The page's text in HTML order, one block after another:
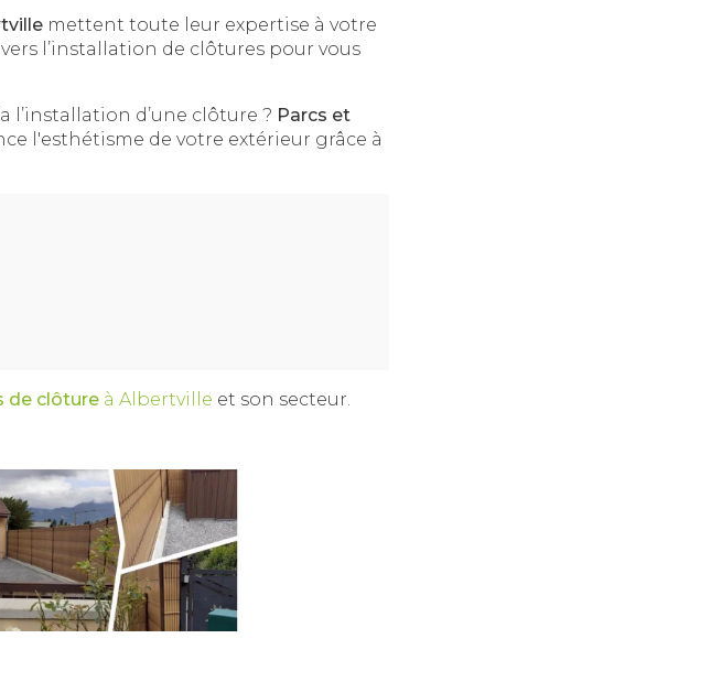
mettent toute leur expertise à votre
l’installation de clôtures pour vous
l’installation d’une clôture ? Parcs et
l'esthétisme de votre extérieur grâce à
de clôture à Albertville et son secteur.